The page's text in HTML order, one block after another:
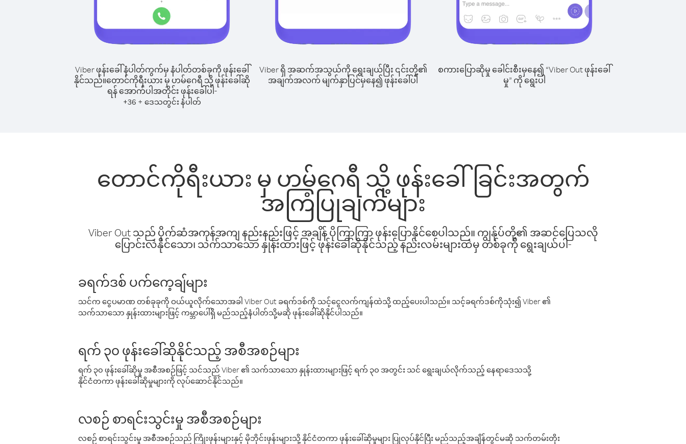
Viber ဖုန်းခေါ်နံပါတ်ကွက်မှ နံပါတ်တစ်ခုကို ဖုန်းခေါ်
နိုင်သည်။တောင်ကိုရီးယား မှ ဟမ်ဂေရီ သို့ ဖုန်းခေါ်ဆို
ရန် အောက်ပါအတိုင်း ဖုန်းခေါ်ပါ-
+36 + ဒေသတွင်း နံပါတ်
Viber ရှိ အဆက်အသွယ်ကို ရွေးချယ်ပြီး ၎င်းတို့၏
အချက်အလက် မျက်နှာပြင်မှနေ၍ ဖုန်းခေါ်ပါ
စကားပြောဆိုမှု ခေါင်းစီးမှနေ၍ “Viber Out ဖုန်းခေါ်
မှု” ကို ရွေးပါ
တောင်ကိုရီးယား မှ ဟမ်ဂေရီ သို့ ဖုန်းခေါ်ခြင်းအတွက်
အကြံပြုချက်များ
Viber Out သည် ပိုက်ဆံအကုန်အကျ နည်းနည်းဖြင့် အချိန် ပိုကြာကြာ ဖုန်းပြောနိုင်စေပါသည်။ ကျွန်ုပ်တို့၏ အဆင်ပြေသလို
ပြောင်းလဲနိုင်သော၊ သက်သာသော နှုန်းထားဖြင့် ဖုန်းခေါ်ဆိုနိုင်သည့် နည်းလမ်းများထဲမှ တစ်ခုကို ရွေးချယ်ပါ-
ခရက်ဒစ် ပက်ကေ့ချ်များ
သင်က ငွေပမာဏ တစ်ခုခုကို ဝယ်ယူလိုက်သောအခါ Viber Out ခရက်ဒစ်ကို သင့်ငွေလက်ကျန်ထဲသို့ ထည့်ပေးပါသည်။ သင့်ခရက်ဒစ်ကိုသုံး၍ Viber ၏
သက်သာသော နှုန်းထားများဖြင့် ကမ္ဘာပေါ်ရှိ မည်သည့်နံပါတ်သို့မဆို ဖုန်းခေါ်ဆိုနိုင်ပါသည်။
ရက် ၃၀ ဖုန်းခေါ်ဆိုနိုင်သည့် အစီအစဉ်များ
ရက် ၃၀ ဖုန်းခေါ်ဆိုမှု အစီအစဉ်ဖြင့် သင်သည် Viber ၏ သက်သာသော နှုန်းထားများဖြင့် ရက် ၃၀ အတွင်း သင် ရွေးချယ်လိုက်သည့် နေရာဒေသသို့
နိုင်ငံတကာ ဖုန်းခေါ်ဆိုမှုများကို လုပ်ဆောင်နိုင်သည်။
လစဉ် စာရင်းသွင်းမှု အစီအစဉ်များ
လစဉ် စာရင်းသွင်းမှု အစီအစဉ်သည် ကြိုးဖုန်းများနှင့် မိုဘိုင်းဖုန်းများသို့ နိုင်ငံတကာ ဖုန်းခေါ်ဆိုမှုများ ပြုလုပ်နိုင်ပြီး မည်သည့်အချိန်တွင်မဆို သက်တမ်းတိုး